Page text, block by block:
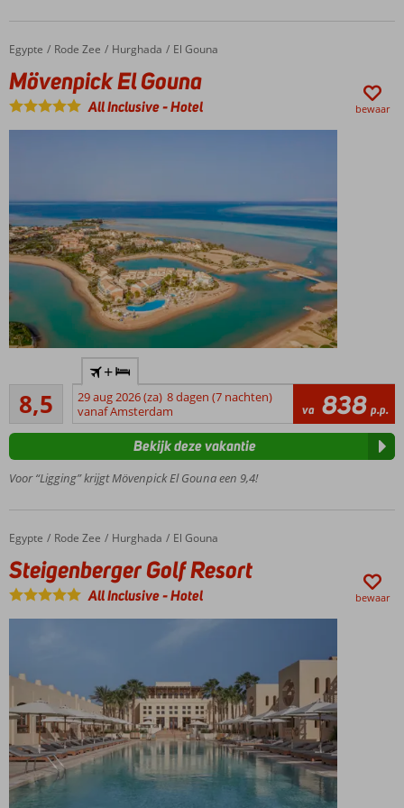
voor jong
Home
Egypte Rode Zee Hurghada El Gouna
Mövenpick El Gouna
Mövenpick El Gouna
All Inclusive-Hotel bewaar
lagune
Centrum
van El
op ca. 2
kilometer
Privéstrand
2 à-la-
Meerdere
zwembaden
8,5
Aanrader
17
beoordelingen
+
29 aug 2026 (za) 8 dagen (7 nachten)
vanaf Amsterdam
va 838 p.p.
Voor “Ligging” krijgt Mövenpick El Gouna een 9,4!
Bekijk deze vakantie
Home
Egypte Rode Zee Hurghada El Gouna
Steigenberger Golf Resort
Steigenberger Golf Resort
All Inclusive-Hotel bewaar